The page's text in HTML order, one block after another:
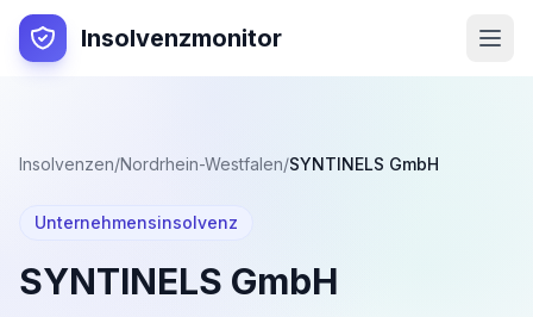
Insolvenzmonitor
Insolvenzen/Nordrhein-Westfalen/SYNTINELS GmbH
Unternehmensinsolvenz
SYNTINELS GmbH